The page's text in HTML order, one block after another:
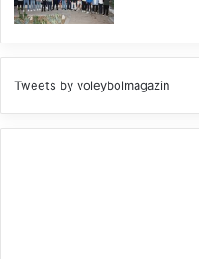
Tweets by voleybolmagazin